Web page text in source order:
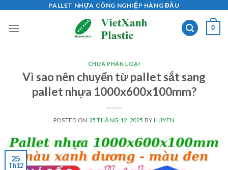
content
PALLET NHỰA CÔNG NGHIỆP HÀNG ĐẦU
0
CHƯA PHÂN LOẠI
Vì sao nên chuyển từ pallet sắt sang
pallet nhựa 1000x600x100mm?
POSTED ON 25 THÁNG 12, 2025 BYHUYEN
25
Th12